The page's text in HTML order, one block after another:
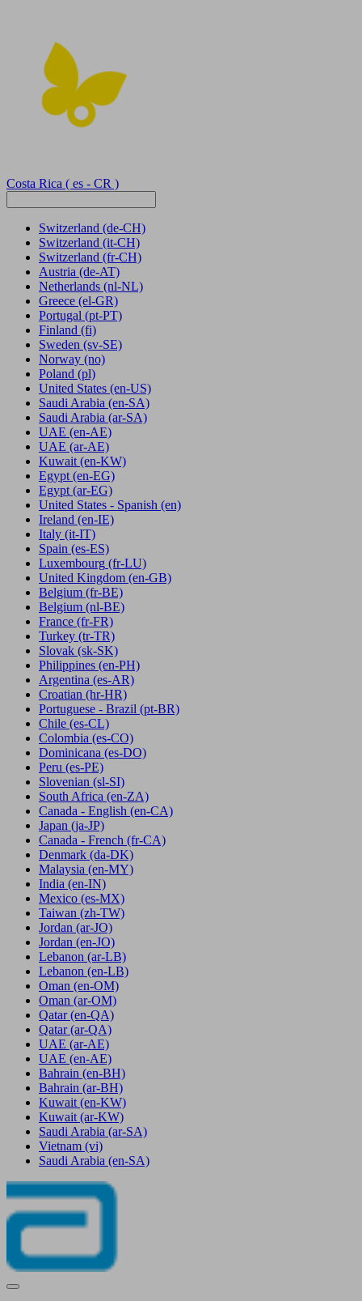
Costa Rica ( es - CR )
Switzerland (de-CH)
Switzerland (it-CH)
Switzerland (fr-CH)
Austria (de-AT)
Netherlands (nl-NL)
Greece (el-GR)
Portugal (pt-PT)
Finland (fi)
Sweden (sv-SE)
Norway (no)
Poland (pl)
United States (en-US)
Saudi Arabia (en-SA)
Saudi Arabia (ar-SA)
UAE (en-AE)
UAE (ar-AE)
Kuwait (en-KW)
Egypt (en-EG)
Egypt (ar-EG)
United States - Spanish (en)
Ireland (en-IE)
Italy (it-IT)
Spain (es-ES)
Luxembourg (fr-LU)
United Kingdom (en-GB)
Belgium (fr-BE)
Belgium (nl-BE)
France (fr-FR)
Turkey (tr-TR)
Slovak (sk-SK)
Philippines (en-PH)
Argentina (es-AR)
Croatian (hr-HR)
Portuguese - Brazil (pt-BR)
Chile (es-CL)
Colombia (es-CO)
Dominicana (es-DO)
Peru (es-PE)
Slovenian (sl-SI)
South Africa (en-ZA)
Canada - English (en-CA)
Japan (ja-JP)
Canada - French (fr-CA)
Denmark (da-DK)
Malaysia (en-MY)
India (en-IN)
Mexico (es-MX)
Taiwan (zh-TW)
Jordan (ar-JO)
Jordan (en-JO)
Lebanon (ar-LB)
Lebanon (en-LB)
Oman (en-OM)
Oman (ar-OM)
Qatar (en-QA)
Qatar (ar-QA)
UAE (ar-AE)
UAE (en-AE)
Bahrain (en-BH)
Bahrain (ar-BH)
Kuwait (en-KW)
Kuwait (ar-KW)
Saudi Arabia (ar-SA)
Vietnam (vi)
Saudi Arabia (en-SA)